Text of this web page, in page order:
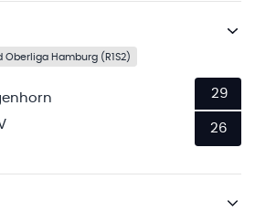
Hamburg (R1S2)
29
26